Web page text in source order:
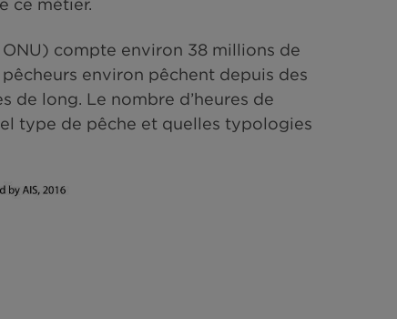
mais bien peu des hommes, ces
d’une zone de pêche à l’autre,
l’âme de ce métier.
de ces pêcheurs environ pêchent
12 mètres de long. Le nombre d’heures de
quel type de pêche et quelles